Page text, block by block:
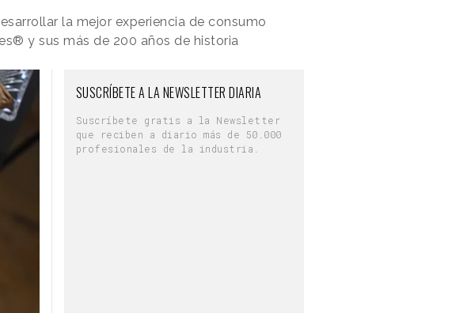
la mejor experiencia de consumo
® y sus más de 200 años de historia
SUSCRÍBETE A LA NEWSLETTER DIARIA
Suscríbete gratis a la Newsletter
que reciben a diario más de 50.000
profesionales de la industria.